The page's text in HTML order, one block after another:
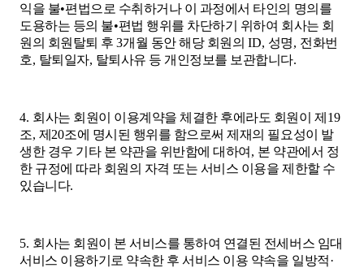
익을 불•편법으로 수취하거나 이 과정에서 타인의 명의를
도용하는 등의 불•편법 행위를 차단하기 위하여 회사는 회
원의 회원탈퇴 후3개월 동안 해당 회원의 ID, 성명, 전화번
호, 탈퇴일자, 탈퇴사유 등 개인정보를 보관합니다.
4. 회사는 회원이 이용계약을 체결한 후에라도 회원이 제 19
조, 제 20조에 명시된 행위를 함으로써 제재의 필요성이 발
생한 경우 기타 본 약관을 위반함에 대하여 , 본 약관에서 정
한 규정에 따라 회원의 자격 또는 서비스 이용을 제한할 수
있습니다.
5. 회사는 회원이 본 서비스를 통하여 연결된 전세버스 임대
서비스 이용하기로 약속한 후 서비스 이용 약속을 일방적·